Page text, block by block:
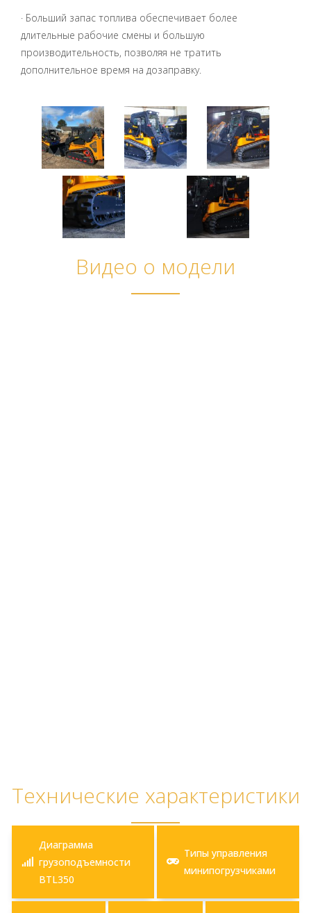
· Больший запас топлива обеспечивает более
длительные рабочие смены и большую
производительность, позволяя не тратить
дополнительное время на дозаправку.
Видео о модели
Технические характеристики
Диаграмма
грузоподъемности
BTL350
Типы управления
минипогрузчиками